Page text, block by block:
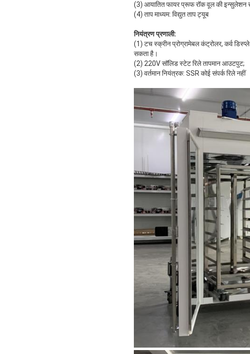
(3) आयातित फायर प्रूफ रॉक वूल की इन्सुलेशन
(4) ताप माध्यम: विद्युत ताप ट्यूब
नियंत्रण प्रणाली:
(1) टच स्क्रीन प्रोग्रामेबल कंट्रोलर, कर्व
सकता है।
(2) 220V सॉलिड स्टेट रिले तापमान आउटपुट;
(3) वर्तमान नियंत्रक: SSR कोई संपर्क रिले नहीं